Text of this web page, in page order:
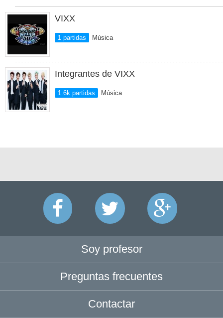
VIXX
1 partidas Música
Integrantes de VIXX
1.6k partidas Música
Soy profesor
Preguntas frecuentes
Contactar